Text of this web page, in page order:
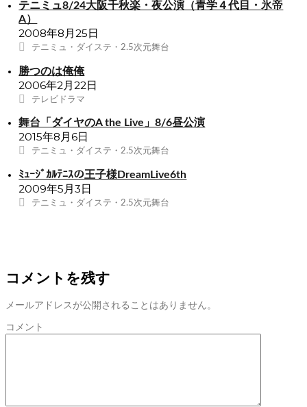
テニミュ8/24大阪千秋楽・夜公演（青学４代目・氷帝
A）
2008年8月25日
テニミュ・ダイステ・2.5次元舞台
勝つのは俺俺
2006年2月22日
テレビドラマ
舞台「ダイヤのA the Live」8/6昼公演
2015年8月6日
テニミュ・ダイステ・2.5次元舞台
ﾐｭｰｼﾞｶﾙﾃﾆｽの王子様DreamLive6th
2009年5月3日
テニミュ・ダイステ・2.5次元舞台
コメントを残す
メールアドレスが公開されることはありません。
コメント